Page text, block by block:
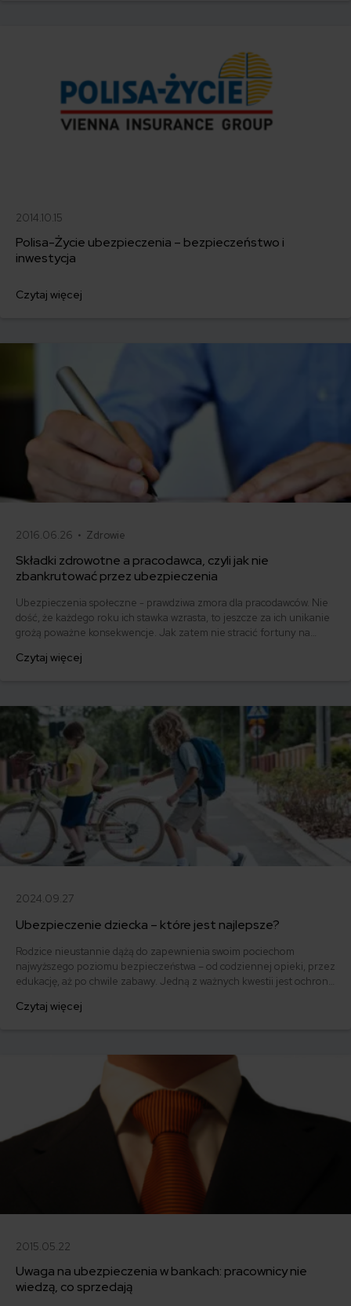
2014.10.15
Polisa-Życie ubezpieczenia – bezpieczeństwo i
inwestycja
Czytaj więcej
2016.06.26 • Zdrowie
Składki zdrowotne a pracodawca, czyli jak nie
zbankrutować przez ubezpieczenia
Ubezpieczenia społeczne - prawdziwa zmora dla pracodawców. Nie
dość, że każdego roku ich stawka wzrasta, to jeszcze za ich unikanie
grożą poważne konsekwencje. Jak zatem nie stracić fortuny na
Czytaj więcej
2024.09.27
Ubezpieczenie dziecka – które jest najlepsze?
Rodzice nieustannie dążą do zapewnienia swoim pociechom
najwyższego poziomu bezpieczeństwa – od codziennej opieki, przez
edukację, aż po chwile zabawy. Jedną z ważnych kwestii jest ochrona
choroby. Właśnie dlatego coraz więcej rodziców decyduje się na
Czytaj więcej
2015.05.22
Uwaga na ubezpieczenia w bankach: pracownicy nie
wiedzą, co sprzedają